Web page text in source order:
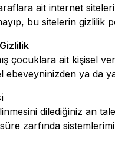
ait internet
bu sitelerin gizlilik
çocuklara ait kişisel
ebeveyninizden ya da
dilediğiniz an
zarfında